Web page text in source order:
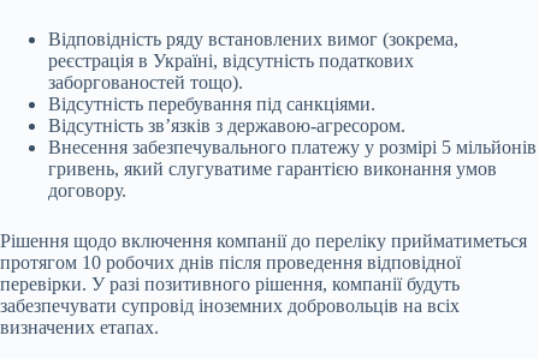
Відповідність ряду встановлених вимог (зокрема,
реєстрація в Україні, відсутність податкових
заборгованостей тощо).
Відсутність перебування під санкціями.
Відсутність зв’язків з державою-агресором.
Внесення забезпечувального платежу у розмірі 5 мільйонів
гривень, який слугуватиме гарантією виконання умов
договору.
Рішення щодо включення компанії до переліку прийматиметься
протягом 10 робочих днів після проведення відповідної
перевірки. У разі позитивного рішення, компанії будуть
забезпечувати супровід іноземних добровольців на всіх
визначених етапах.